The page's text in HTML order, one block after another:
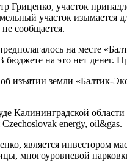
Гриценко, участок
участок
сообщается.
на месте
на это нет денег.
изъятии земли «Балтик-
Калининградской
energy, oil&gas.
является инвестором
многоуровневой